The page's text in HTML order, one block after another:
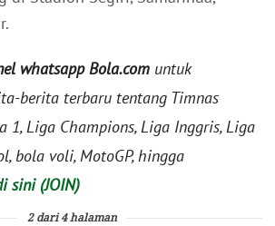
whatsapp Bola.com untuk
berita terbaru tentang Timnas
1, Liga Champions, Liga Inggris, Liga
bola voli, MotoGP, hingga
sini (JOIN)
2 dari 4 halaman